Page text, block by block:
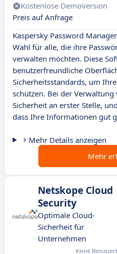
Kostenlose Demoversion
Preis auf Anfrage
Kaspersky Password
Wahl für alle, die ihre
verwalten möchten. Diese
benutzerfreundliche
Sicherheitsstandards, um
schützen. Bei der
Sicherheit an erster Stelle,
dass Ihre Informationen gut
Mehr Details anzeigen
Mehr
Netskope Cloud
Security
Optimale Cloud-
Sicherheit für
Unternehmen
Keine